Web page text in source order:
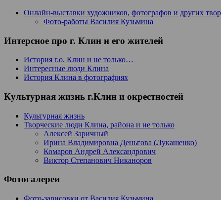
Онлайн-выставки художников, фотографов и других
Фото-работы Василия Кузьмина
Интерсное про г. Клин и его жителей
История г.о. Клин и не только…
Интересные люди Клина
История Клина в фотографиях
Культурная жизнь г.Клин и окрестностей
Культурная жизнь
Творческие люди Клина, района и не только
Алексей Заричный
Ирина Владимировна Деньгова (Лукашенко)
Комаров Андрей Александрович
Виктор Степанович Никаноров
Фотогалереи